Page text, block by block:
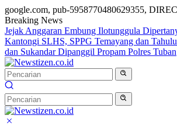
google.com, pub-5958770480629355,
Breaking News
Jejak Anggaran Embung Ilotunggula
Kantongi SLHS, SPPG Temayang dan
dan Sukandar Dipanggil Propam Polres Tuban